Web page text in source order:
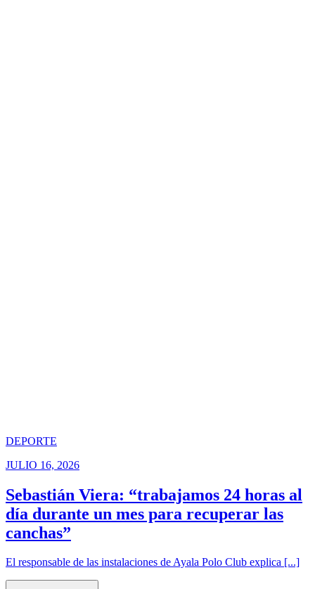
DEPORTE
JULIO 16, 2026
Sebastián Viera: “trabajamos 24 horas al
día durante un mes para recuperar las
canchas”
El responsable de las instalaciones de Ayala Polo Club explica [...]